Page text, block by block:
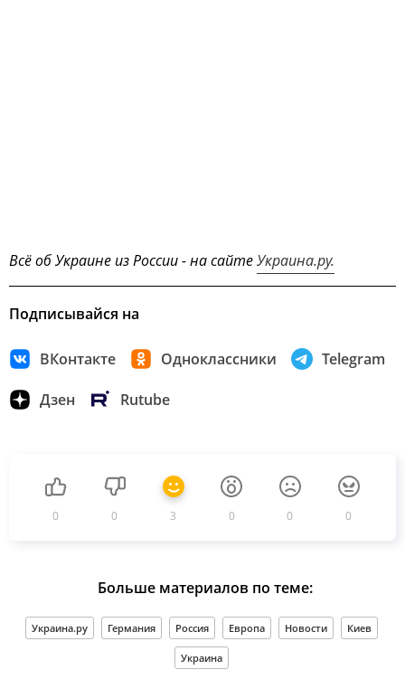
Всё об Украине из России - на сайтеУкраина.ру.
Подписывайся на
ВКонтакте Одноклассники Telegram
Дзен Rutube
0 0 3 0 0 0
Больше материалов по теме:
Украина.ру Германия Россия Европа Новости Киев
Украина